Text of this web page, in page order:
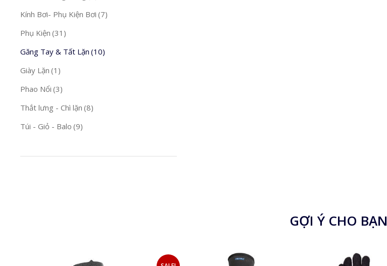
Kính Bơi- Phụ Kiện Bơi (7)
Phụ Kiện (31)
Găng Tay & Tất Lặn (10)
Giày Lặn (1)
Phao Nổi (3)
Thắt lưng - Chì lặn (8)
Túi - Giỏ - Balo (9)
GỢI Ý CHO BẠN